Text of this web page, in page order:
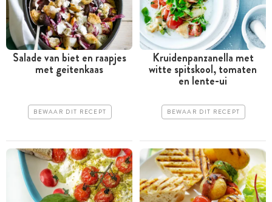
Salade van biet en raapjes
met geitenkaas
BEWAAR DIT RECEPT
Kruidenpanzanella met
witte spitskool, tomaten
en lente-ui
BEWAAR DIT RECEPT